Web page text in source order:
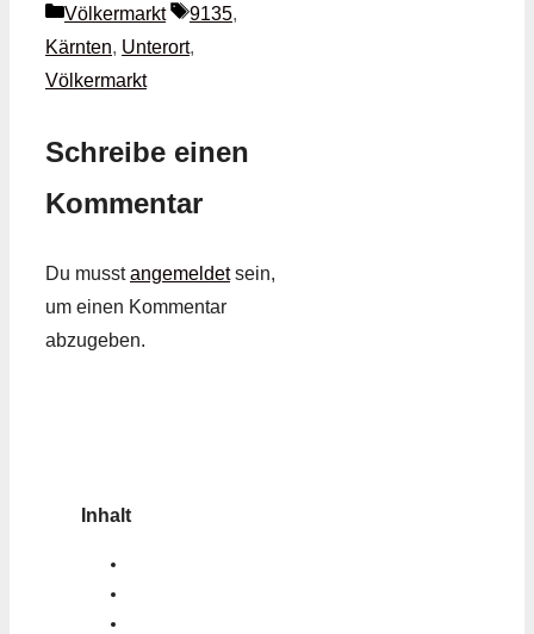
Kategorien
Völkermarkt Schlagwörter
9135,
Kärnten, Unterort,
Völkermarkt
Schreibe einen
Kommentar
Du musstangemeldetsein,
um einen Kommentar
abzugeben.
Inhalt